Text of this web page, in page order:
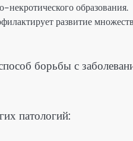
образования.
развитие
борьбы с
патологий: